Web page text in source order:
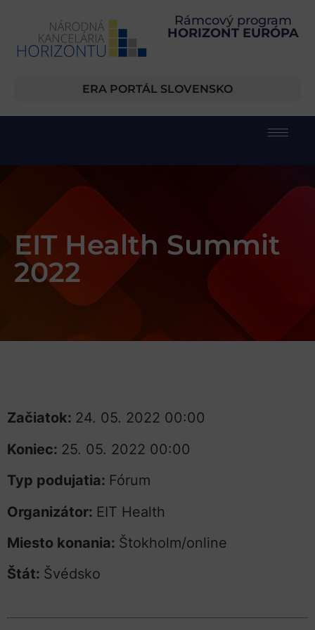
Rámcový program
HORIZONT EURÓPA
ERA PORTÁL SLOVENSKO
EIT Health Summit
2022
Začiatok: 24. 05. 2022 00:00
Koniec: 25. 05. 2022 00:00
Typ podujatia: Fórum
Organizátor: EIT Health
Miesto konania: Štokholm/online
Štát: Švédsko